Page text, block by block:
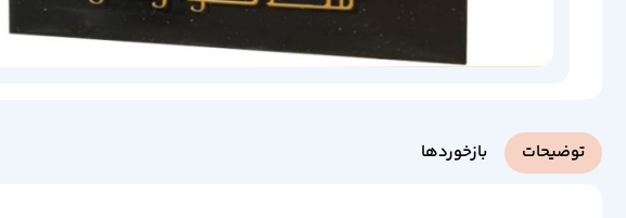
توضیحات بازخوردها